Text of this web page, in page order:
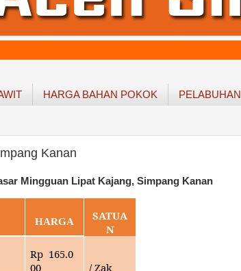
HARGA BAHAN POKOK PELABUHAN
Kanan
Mingguan Lipat Kajang, Simpang Kanan
HARGA
SATUA
N
Rp 165.0
00
/ Zak